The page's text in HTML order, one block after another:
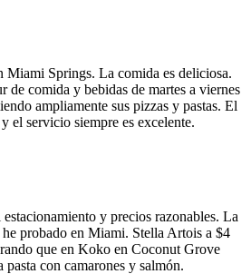
Miami Springs. La comida es deliciosa.
de comida y bebidas de martes a viernes
ampliamente sus pizzas y pastas. El
el servicio siempre es excelente.
y precios razonables. La
probado en Miami. Stella Artois a $4
que en Koko en Coconut Grove
con camarones y salmón.